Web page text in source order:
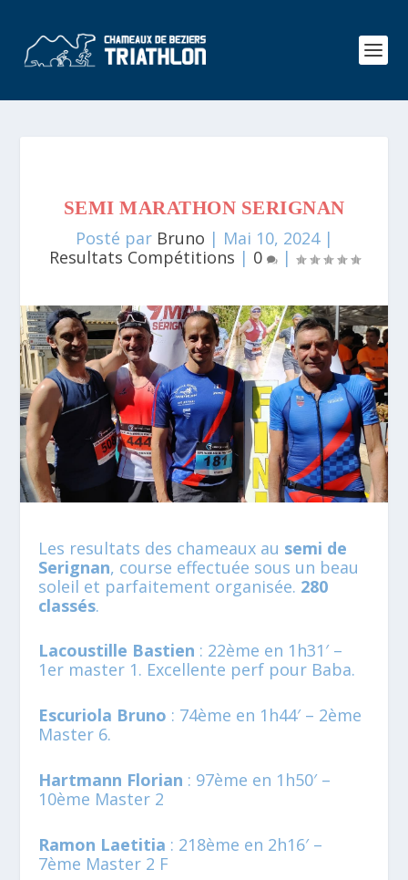
SEMI MARATHON SERIGNAN
Posté par Bruno | Mai 10, 2024|
Resultats Compétitions | 0 |
Les resultats des chameaux au semi de
Serignan, course effectuée sous un beau
soleil et parfaitement organisée. 280
classés.
Lacoustille Bastien : 22ème en 1h31′ –
1er master 1. Excellente perf pour Baba.
Escuriola Bruno : 74ème en 1h44′ – 2ème
Master 6.
Hartmann Florian : 97ème en 1h50′ –
10ème Master 2
Ramon Laetitia : 218ème en 2h16′ –
7ème Master 2 F